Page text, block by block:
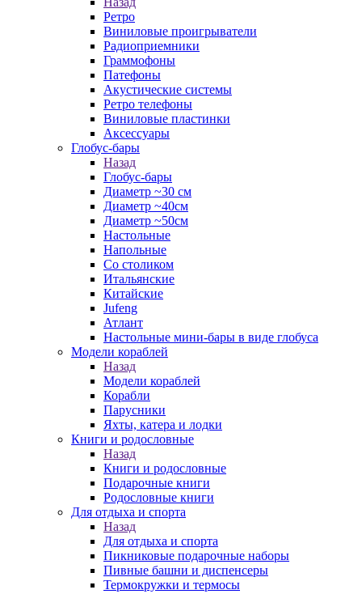
Ретро
Виниловые проигрыватели
Радиоприемники
Граммофоны
Патефоны
Акустические системы
Ретро телефоны
Виниловые пластинки
Аксессуары
Глобус-бары
Назад
Глобус-бары
Диаметр ~30 см
Диаметр ~40см
Диаметр ~50см
Настольные
Напольные
Со столиком
Итальянские
Китайские
Jufeng
Атлант
Настольные мини-бары в виде глобуса
Модели кораблей
Назад
Модели кораблей
Корабли
Парусники
Яхты, катера и лодки
Книги и родословные
Назад
Книги и родословные
Подарочные книги
Родословные книги
Для отдыха и спорта
Назад
Для отдыха и спорта
Пикниковые подарочные наборы
Пивные башни и диспенсеры
Термокружки и термосы